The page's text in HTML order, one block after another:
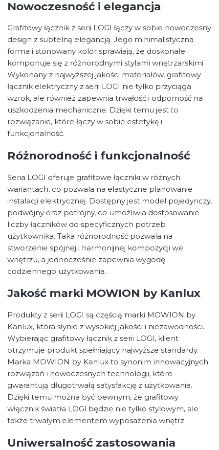
Nowoczesność i elegancja
Grafitowy łącznik z serii LOGI łączy w sobie nowoczesny
design z subtelną elegancją. Jego minimalistyczna
forma i stonowany kolor sprawiają, że doskonale
komponuje się z różnorodnymi stylami wnętrzarskimi.
Wykonany z najwyższej jakości materiałów, grafitowy
łącznik elektryczny z serii LOGI nie tylko przyciąga
wzrok, ale również zapewnia trwałość i odporność na
uszkodzenia mechaniczne. Dzięki temu jest to
rozwiązanie, które łączy w sobie estetykę i
funkcjonalność.
Różnorodność i funkcjonalność
Seria LOGI oferuje grafitowe łączniki w różnych
wariantach, co pozwala na elastyczne planowanie
instalacji elektrycznej. Dostępny jest model pojedynczy,
podwójny oraz potrójny, co umożliwia dostosowanie
liczby łączników do specyficznych potrzeb
użytkownika. Taka różnorodność pozwala na
stworzenie spójnej i harmonijnej kompozycji we
wnętrzu, a jednocześnie zapewnia wygodę
codziennego użytkowania.
Jakość marki MOWION by Kanlux
Produkty z serii LOGI są częścią marki MOWION by
Kanlux, która słynie z wysokiej jakości i niezawodności.
Wybierając grafitowy łącznik z serii LOGI, klient
otrzymuje produkt spełniający najwyższe standardy.
Marka MOWION by Kanlux to synonim innowacyjnych
rozwiązań i nowoczesnych technologii, które
gwarantują długotrwałą satysfakcję z użytkowania.
Dzięki temu można być pewnym, że grafitowy
włącznik światła LOGI będzie nie tylko stylowym, ale
także trwałym elementem wyposażenia wnętrz.
Uniwersalność zastosowania